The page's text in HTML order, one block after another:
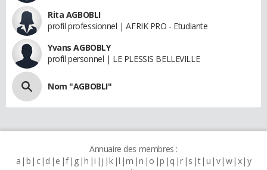
Rita AGBOBLI
profil professionnel | AFRIK PRO - Etudiante
Yvans AGBOBLY
profil personnel | LE PLESSIS BELLEVILLE
Nom "AGBOBLI"
Annuaire des membres :
a b c d e f g h i j k l m n o p q r s t u v w x y